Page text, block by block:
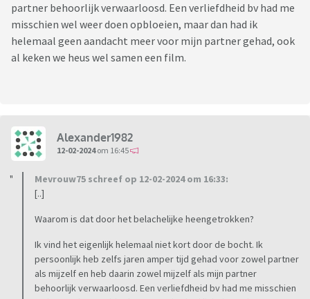
partner behoorlijk verwaarloosd. Een verliefdheid bv had me
misschien wel weer doen opbloeien, maar dan had ik
helemaal geen aandacht meer voor mijn partner gehad, ook
al keken we heus wel samen een film.
Alexander1982
12-02-2024om 16:45
Mevrouw75 schreef op 12-02-2024 om 16:33:
[..]
Waarom is dat door het belachelijke heengetrokken?
Ik vind het eigenlijk helemaal niet kort door de bocht. Ik
persoonlijk heb zelfs jaren amper tijd gehad voor zowel partner
als mijzelf en heb daarin zowel mijzelf als mijn partner
behoorlijk verwaarloosd. Een verliefdheid bv had me misschien